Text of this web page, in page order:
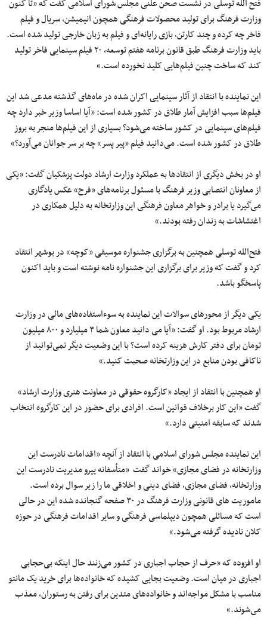
فتح الله توسلی در نشست صحن علنی مجلس شورای اسلامی گفت که «تا کنون
وزارت فرهنگ برای تولید محصولات فرهنگی همچون انیمیشن، سریال و فیلم
فاخر چه کرده و چند کارتن، بازی رایانه‌ای و فیلم به زبان خارجی تولید شده است.
باید وزارت فرهنگ طبق قانون برنامه هفتم توسعه، ۲۰ فیلم سینمایی فاخر تولید
کند که ساخت چنین فیلم‌هایی کلید نخورده است.»
این نماینده با انتقاد از آثار سینمایی اکران شده در ماه‌های گذشته مدعی شد این
فیلم‌ها سبب افزایش آمار طلاق در کشور شده است: «آیا اساسا وزیر خبر دارد چه
فیلم‌های سینمایی در کشور ساخته می‌شود؟ بسیاری از این فیلم‌ها منجر به بروز
طلاق در کشور شده است. می‌دانید فیلم «پیر پسر» چه بر سر جوانان می‌آورد؟»
او در بخش دیگری از انتقادها به عملکرد وزارت ارشاد دولت پزشکیان گفت: «یکی
از معاونان انتصابی وزیر فرهنگ با مسئول برنامه‌های «فرح» عکس یادگاری
می‌گیرد یا برادر و خواهر معاون فرهنگی این وزارتخانه به دلیل همکاری در
اغتشاشات به زندان رفته بودند.»
فتح‌الله توسلی همچنین به برگزاری جشنواره موسیقی «کوچه» در بوشهر انتقاد
کرد و گفت که وزیر برای برگزاری این جشنواره نامه نوشته است و باید اکنون
پاسخگو باشد.
یکی دیگر از محورهای سوالات این نماینده به سوءاستفاده‌های مالی در وزارت
ارشاد مربوط بود. او گفت: «آیا می دانید معاون شما ۳ میلیارد و ۸۰۰ میلیون
تومان برای دفتر کارش هزینه کرده است؟ با این وضعیت دیگر نمی‌توانید از
ناکافی بودن منابع در این وزارتخانه صحبت کنید.»
او همچنین با انتقاد از ایجاد «کارگروه حقوقی در معاونت هنری وزارت ارشاد»
گفت «این کار برخلاف قوانین است. افرادی برای حضور در این کارگروه انتخاب
شدند که سابقه امنیتی دارد.»
این نماینده مجلس شورای اسلامی با انتقاد از آنچه «اقدامات نادرست این
وزارتخانه در فضای مجازی» خواند گفت «متأسفانه پیرو مدیریت نادرست این
وزارتخانه، فضای مجازی، فضای دینی و اخلاقی ما را زیر سوال برده است.
ماموریت های قانونی وزارت فرهنگ در ۳۰ صفحه گنجانده شده این در حالی
است که مسائلی همچون دیپلماسی فرهنگی و سایر اقدامات فرهنگی در حوزه
کلان نادیده گرفته می‌شود.»
او افزوده که «حرف از حجاب اجباری در کشور می‌زنند حال اینکه بی‌حجابی
اجباری در میان است. وضعیت بجایی کشیده که خانواده‌ها برای خرید یک مانتو
مناسب با مشکل مواجه‌اند و خانواده‌های متدین برای رفتن به رستوران، معذب
می‌شوند.»